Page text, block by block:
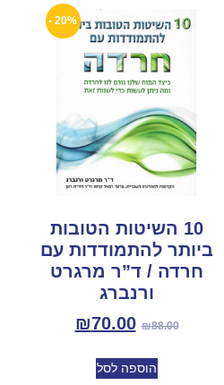
20% -
10 השיטות הטובות
ביותר להתמודדות עם
חרדה / ד”ר מרגרט
ורנברג
₪88.00
₪70.00
הוספה לסל